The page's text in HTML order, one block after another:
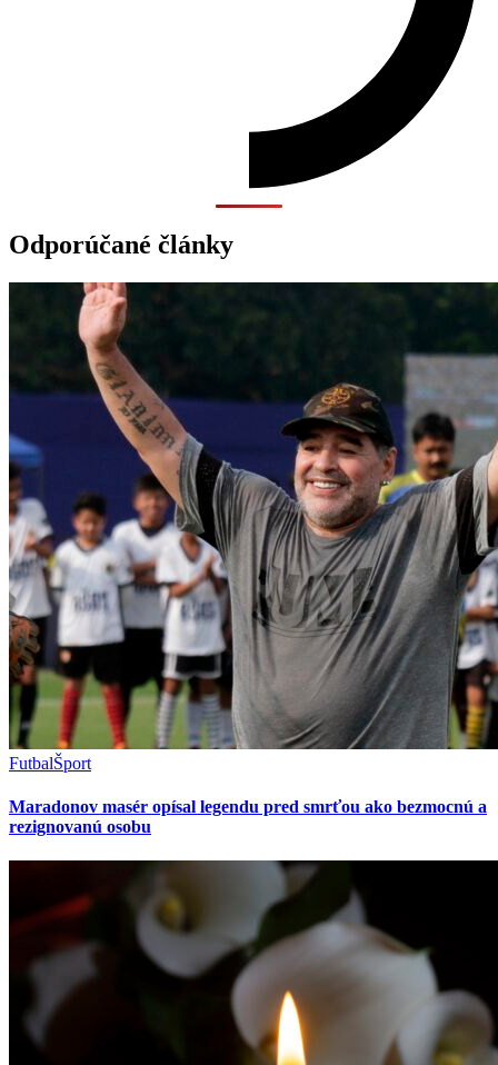
Odporúčané články
FutbalŠport
Maradonov masér opísal legendu pred smrťou ako bezmocnú a
rezignovanú osobu